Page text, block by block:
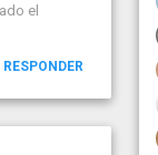
el
RESPONDER